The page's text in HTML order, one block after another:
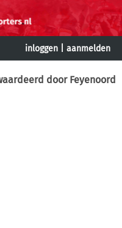
inloggen aanmelden
door Feyenoord